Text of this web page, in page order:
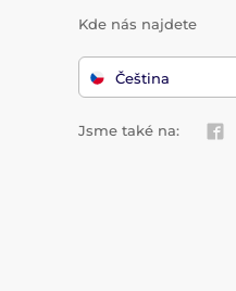
Kde nás najdete
Čeština
Jsme také na: